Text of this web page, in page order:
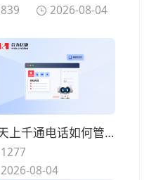
839 2026-08-04
每天上千通电话如何管理？智能语音分析让AI电话系统成为质检好帮手
1277
2026-08-04